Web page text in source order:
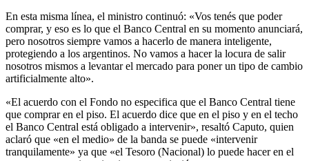
En esta misma línea, el ministro continuó: «Vos tenés que poder
comprar, y eso es lo que el Banco Central en su momento anunciará,
pero nosotros siempre vamos a hacerlo de manera inteligente,
protegiendo a los argentinos. No vamos a hacer la locura de salir
nosotros mismos a levantar el mercado para poner un tipo de cambio
artificialmente alto».
«El acuerdo con el Fondo no especifica que el Banco Central tiene
que comprar en el piso. El acuerdo dice que en el piso y en el techo
el Banco Central está obligado a intervenir», resaltó Caputo, quien
aclaró que «en el medio» de la banda se puede «intervenir
tranquilamente» ya que «el Tesoro (Nacional) lo puede hacer en el